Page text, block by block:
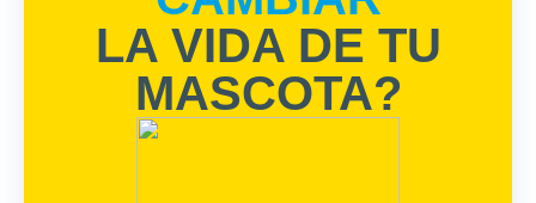
LA VIDA DE TU
MASCOTA?